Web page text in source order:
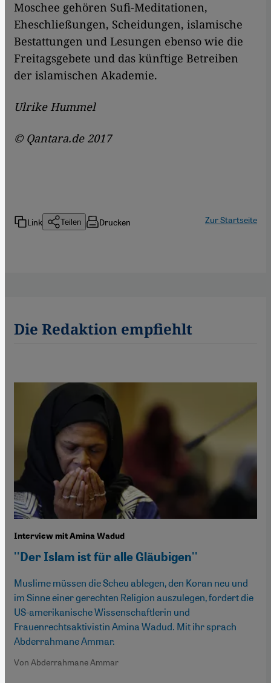
Moschee gehören Sufi-Meditationen,
Eheschließungen, Scheidungen, islamische
Bestattungen und Lesungen ebenso wie die
Freitagsgebete und das künftige Betreiben
der islamischen Akademie.
Ulrike Hummel
© Qantara.de 2017
Link Teilen Drucken Zur Startseite
Die Redaktion empfiehlt
Interview mit Amina Wadud
''Der Islam ist für alle Gläubigen''
Muslime müssen die Scheu ablegen, den Koran neu und
im Sinne einer gerechten Religion auszulegen, fordert die
US-amerikanische Wissenschaftlerin und
Frauenrechtsaktivistin Amina Wadud. Mit ihr sprach
Abderrahmane Ammar.
Von Abderrahmane Ammar